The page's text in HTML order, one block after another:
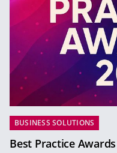
BUSINESS SOLUTIONS
Best Practice